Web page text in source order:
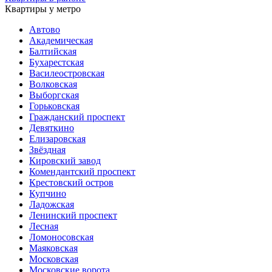
Квартиры у метро
Автово
Академическая
Балтийская
Бухарестская
Василеостровская
Волковская
Выборгская
Горьковская
Гражданский проспект
Девяткино
Елизаровская
Звёздная
Кировский завод
Комендантский проспект
Крестовский остров
Купчино
Ладожская
Ленинский проспект
Лесная
Ломоносовская
Маяковская
Московская